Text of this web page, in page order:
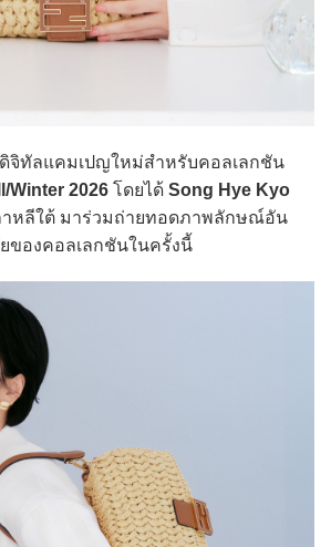
ดิจิทัลแคมเปญใหม่สำหรับคอลเลกชัน
Winter 2026 โดยได้ Song Hye Kyo
าหลีใต้ มาร่วมถ่ายทอดภาพลักษณ์อัน
ของคอลเลกชันในครั้งนี้